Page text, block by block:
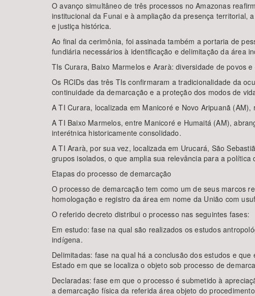
O avanço simultâneo de três processos no Amazonas
institucional da Funai e à ampliação da presença territorial,
e justiça histórica.
Ao final da cerimônia, foi assinada também a portaria de
fundiária necessários à identificação e delimitação da área
TIs Curara, Baixo Marmelos e Ararà: diversidade de povos e
Os RCIDs das três TIs confirmaram a tradicionalidade da
continuidade da demarcação e a proteção dos modos de
A TI Curara, localizada em Manicoré e Novo Aripuanã
A TI Baixo Marmelos, entre Manicoré e Humaitá (AM),
interétnica historicamente consolidado.
A TI Ararà, por sua vez, localizada em Urucará, São
grupos isolados, o que amplia sua relevância para a política
Etapas do processo de demarcação
O processo de demarcação tem como um de seus marcos
homologação e registro da área em nome da União com
O referido decreto distribui o processo nas seguintes fases:
Em estudo: fase na qual são realizados os estudos
indígena.
Delimitadas: fase na qual há a conclusão dos estudos e
Estado em que se localiza o objeto sob processo de
Declaradas: fase em que o processo é submetido à
a demarcação física da referida área objeto do